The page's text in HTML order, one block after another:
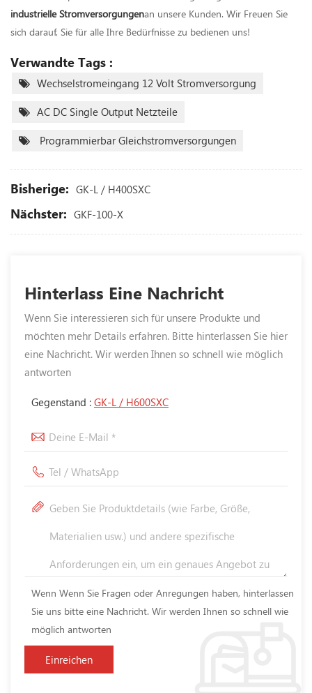
industrielle Stromversorgungenan unsere Kunden. Wir Freuen Sie
sich darauf, Sie für alle Ihre Bedürfnisse zu bedienen uns!
Verwandte Tags :
Wechselstromeingang 12 Volt Stromversorgung
AC DC Single Output Netzteile
Programmierbar Gleichstromversorgungen
Bisherige: GK-L / H400SXC
Nächster: GKF-100-X
Hinterlass Eine Nachricht
Wenn Sie interessieren sich für unsere Produkte und
möchten mehr Details erfahren. Bitte hinterlassen Sie hier
eine Nachricht. Wir werden Ihnen so schnell wie möglich
antworten
Gegenstand : GK-L / H600SXC
Wenn Wenn Sie Fragen oder Anregungen haben, hinterlassen
Sie uns bitte eine Nachricht. Wir werden Ihnen so schnell wie
möglich antworten